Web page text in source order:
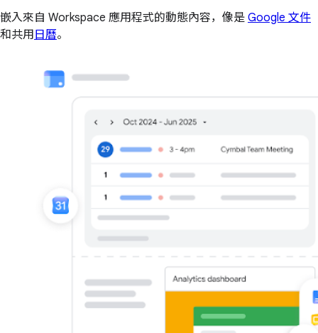
嵌入來自 Workspace 應用程式的動態內容，像是 Google 文件
和共用日曆。